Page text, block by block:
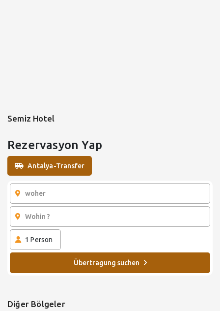
Semiz Hotel
Rezervasyon Yap
Antalya-Transfer
1 Person
Übertragung suchen
Diğer Bölgeler